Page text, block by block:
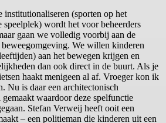
institutionaliseren (sporten op het
speelplek) wordt het voor beheerders
gaan we volledig voorbij aan de
We willen kinderen
aan het bewegen krijgen en
dan ook direct in de buurt. Als je
haakt menigeen al af. Vroeger kon ik
Nu is daar een architectonisch
waardoor deze spelfunctie
Stefan Verweij heeft ooit een
– een politieman die kinderen uit een